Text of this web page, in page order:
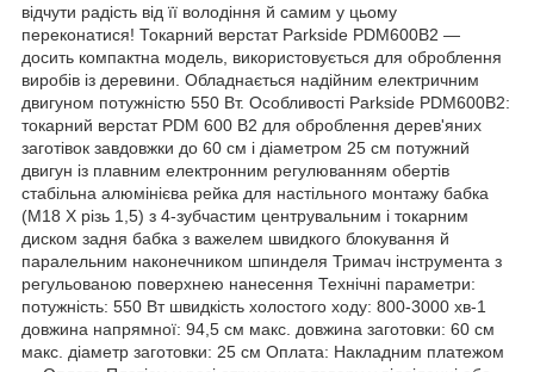
відчути радість від її володіння й самим у цьому
переконатися! Токарний верстат Parkside PDM600B2 —
досить компактна модель, використовується для оброблення
виробів із деревини. Обладнається надійним електричним
двигуном потужністю 550 Вт. Особливості Parkside PDM600B2:
токарний верстат PDM 600 B2 для оброблення дерев'яних
заготівок завдовжки до 60 см і діаметром 25 см потужний
двигун із плавним електронним регулюванням обертів
стабільна алюмінієва рейка для настільного монтажу бабка
(M18 X різь 1,5) з 4-зубчастим центрувальним і токарним
диском задня бабка з важелем швидкого блокування й
паралельним наконечником шпинделя Тримач інструмента з
регульованою поверхнею нанесення Технічні параметри:
потужність: 550 Вт швидкість холостого ходу: 800-3000 хв-1
довжина напрямної: 94,5 см макс. довжина заготовки: 60 см
макс. діаметр заготовки: 25 см Оплата: Накладним платежом